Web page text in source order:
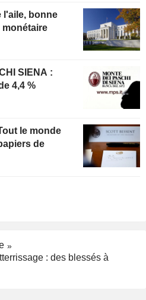
l'aile, bonne
SIENA :
4,4 %
le monde
de
: des blessés à